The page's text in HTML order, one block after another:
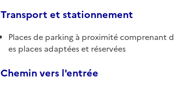
Transport et stationnement
Places de parking à proximité comprenant d
es places adaptées et réservées
Chemin vers l'entrée